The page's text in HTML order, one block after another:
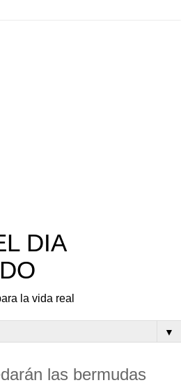
DIA
la vida real
▼
las bermudas